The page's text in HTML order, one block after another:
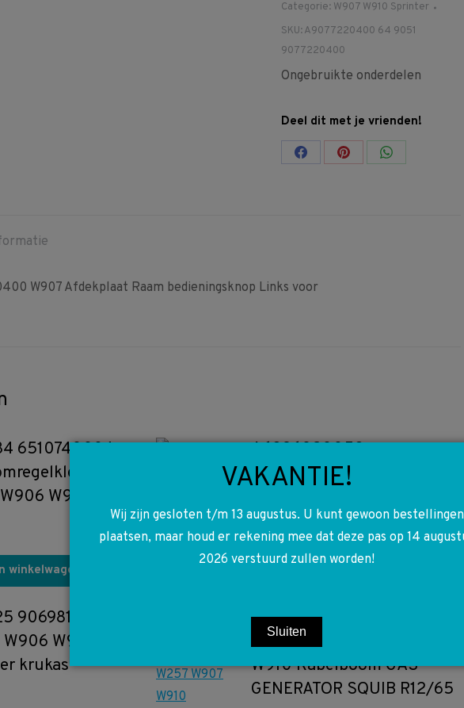
Categorie: W907 W910 Sprinter
SKU:A9077220400 64 9051
9077220400
Ongebruikte onderdelen
Deel dit met je vrienden!
Share Share Share
W907 Afdekplaat Raam bedieningsknop Links voor
6510740084
W907
winkelwagen
A6396020053
6396020053 W639 W447
2,50
9069810025
W907
krukas
A0045400605
0045400605 W257 W907
W910 Kabelboom GAS
GENERATOR SQUIB R12/65
VAKANTIE!
Wij zijn gesloten t/m 13 augustus. U kunt gewoon bestellingen
plaatsen, maar houd er rekening mee dat deze pas op 14
2026 verstuurd zullen worden!
Sluiten